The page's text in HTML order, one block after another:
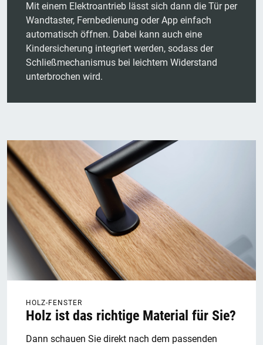
Mit einem Elektroantrieb lässt sich dann die Tür per
Wandtaster, Fernbedienung oder App einfach
automatisch öffnen. Dabei kann auch eine
Kindersicherung integriert werden, sodass der
Schließmechanismus bei leichtem Widerstand
unterbrochen wird.
HOLZ-FENSTER
Holz ist das richtige Material für Sie?
Dann schauen Sie direkt nach dem passenden